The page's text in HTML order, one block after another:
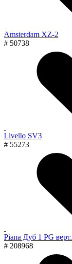
Amsterdam XZ-2
# 50738
Livello SV3
# 55273
Piana Дуб 1 PG верт.
# 208968